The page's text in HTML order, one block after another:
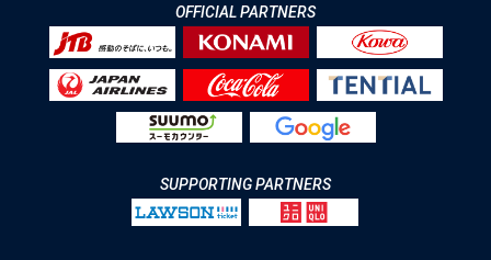
OFFICIAL PARTNERS
SUPPORTING PARTNERS